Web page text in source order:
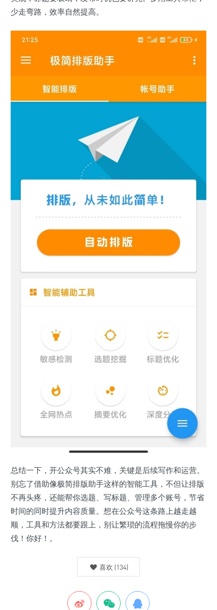
少走弯路，效率自然提高。
总结一下，开公众号其实不难，关键是后续写作和运营。
别忘了借助像极简排版助手这样的智能工具，不但让排版
不再头疼，还能帮你选题、写标题、管理多个账号，节省
时间的同时提升内容质量。想在公众号这条路上越走越
顺，工具和方法都要跟上，别让繁琐的流程拖慢你的步
伐！你好！。
喜欢 (134)